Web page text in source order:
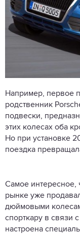
Например, первое
родственник
подвески,
этих колесах оба
Но при установке
поездка
Самое интересное,
рынке уже
дюймовыми
спорткару в связи
настроена